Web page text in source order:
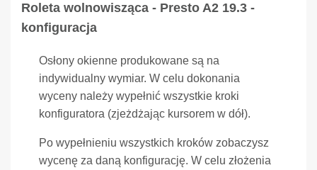
Roleta wolnowisząca - Presto A2 19.3 -
konfiguracja
Osłony okienne produkowane są na
indywidualny wymiar. W celu dokonania
wyceny należy wypełnić wszystkie kroki
konfiguratora (zjeżdżając kursorem w dół).
Po wypełnieniu wszystkich kroków zobaczysz
wycenę za daną konfigurację. W celu złożenia